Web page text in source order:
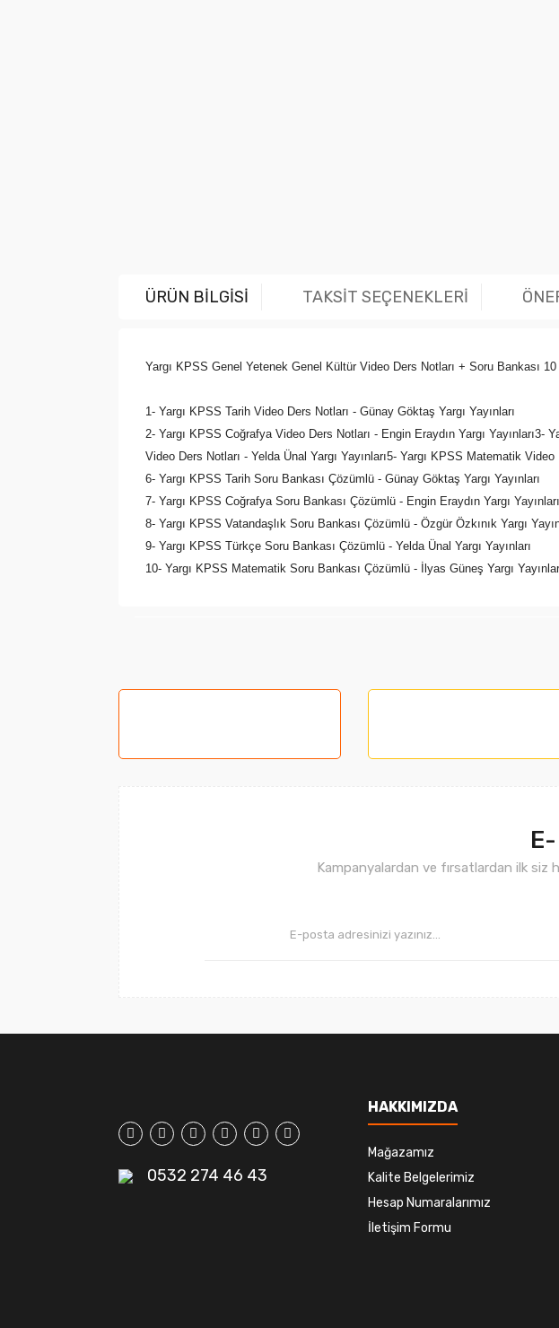
ÜRÜN BİLGİSİ TAKSİT SEÇENEKLERİ
Yargı KPSS Genel Yetenek Genel Kültür Video Ders Notları + Soru Bankası 10
1- Yargı KPSS Tarih Video Ders Notları - Günay Göktaş Yargı Yayınları
2- Yargı KPSS Coğrafya Video Ders Notları - Engin Eraydın Yargı Yayınları3-
Video Ders Notları - Yelda Ünal Yargı Yayınları5- Yargı KPSS Matematik
6- Yargı KPSS Tarih Soru Bankası Çözümlü - Günay Göktaş Yargı Yayınları
7- Yargı KPSS Coğrafya Soru Bankası Çözümlü - Engin Eraydın Yargı Yayınları
8- Yargı KPSS Vatandaşlık Soru Bankası Çözümlü - Özgür Özkınık Yargı
9- Yargı KPSS Türkçe Soru Bankası Çözümlü - Yelda Ünal Yargı Yayınları
10- Yargı KPSS Matematik Soru Bankası Çözümlü - İlyas Güneş Yargı
Ürün açıklamasında eksik bilgiler bulunuyor.
Kampanyalardan ve fırsatlardan ilk siz
0532 274 46 43
HAKKIMIZDA
Mağazamız
Kalite Belgelerimiz
Hesap Numaralarımız
İletişim Formu